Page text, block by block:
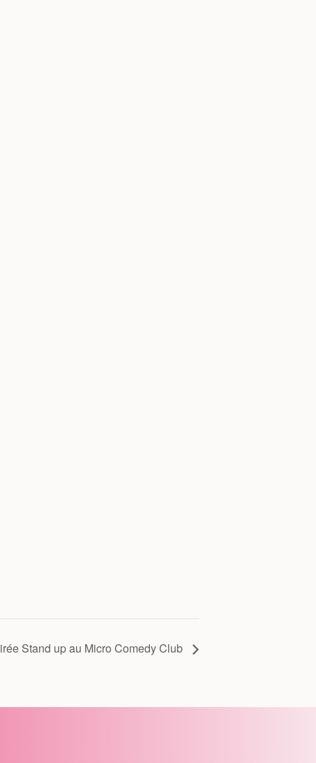
Stand up au Micro Comedy Club